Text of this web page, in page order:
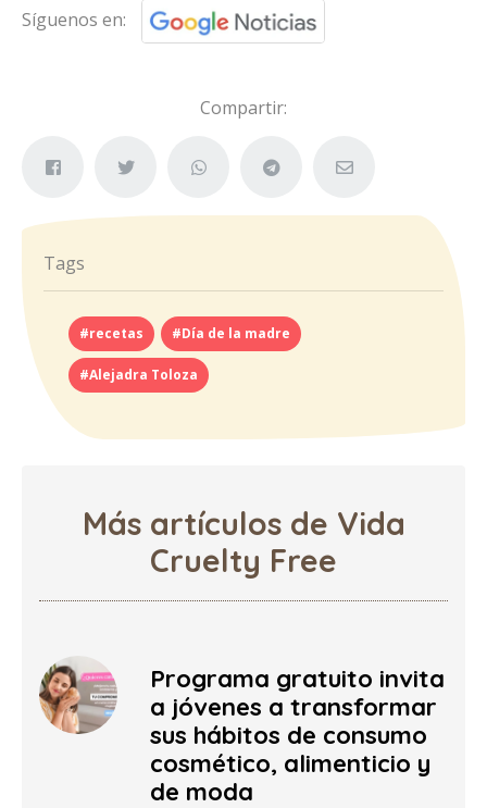
Síguenos en:
Compartir:
Tags
#recetas #Día de la madre
#Alejadra Toloza
Más artículos de Vida
Cruelty Free
Programa gratuito invita
a jóvenes a transformar
sus hábitos de consumo
cosmético, alimenticio y
de moda